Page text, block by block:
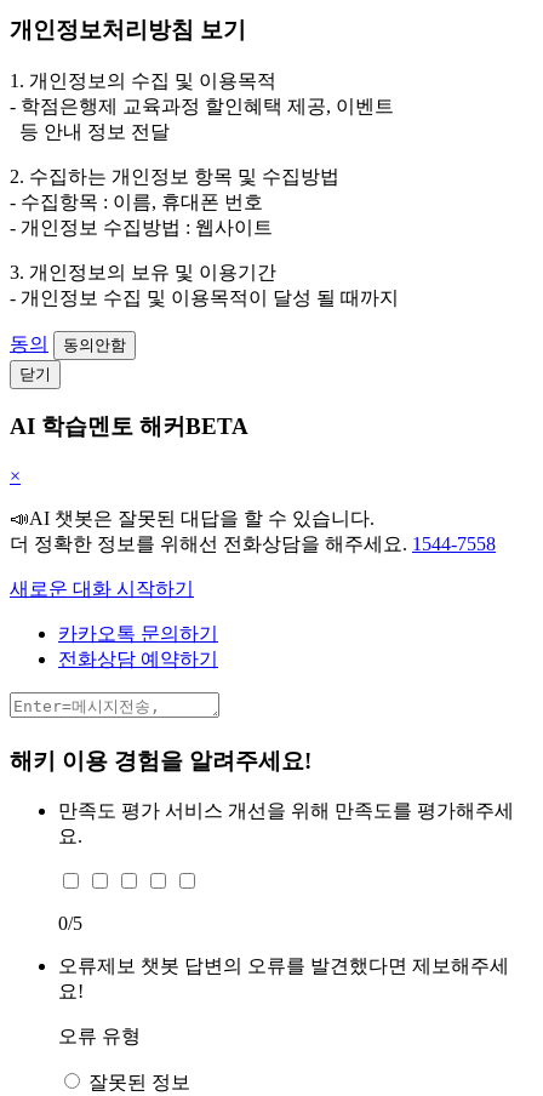
개인정보처리방침 보기
1. 개인정보의 수집 및 이용목적
- 학점은행제 교육과정 할인혜택 제공, 이벤트
등 안내 정보 전달
2. 수집하는 개인정보 항목 및 수집방법
- 수집항목 : 이름, 휴대폰 번호
- 개인정보 수집방법 : 웹사이트
3. 개인정보의 보유 및 이용기간
- 개인정보 수집 및 이용목적이 달성 될 때까지
동의
동의안함
닫기
AI 학습멘토 해커BETA
×
📣AI 챗봇은 잘못된 대답을 할 수 있습니다.
더 정확한 정보를 위해선 전화상담을 해주세요. 1544-7558
새로운 대화 시작하기
카카오톡 문의하기
전화상담 예약하기
해키 이용 경험을 알려주세요!
만족도 평가 서비스 개선을 위해 만족도를 평가해주세
요.
0/5
오류제보 챗봇 답변의 오류를 발견했다면 제보해주세
요!
오류 유형
잘못된 정보